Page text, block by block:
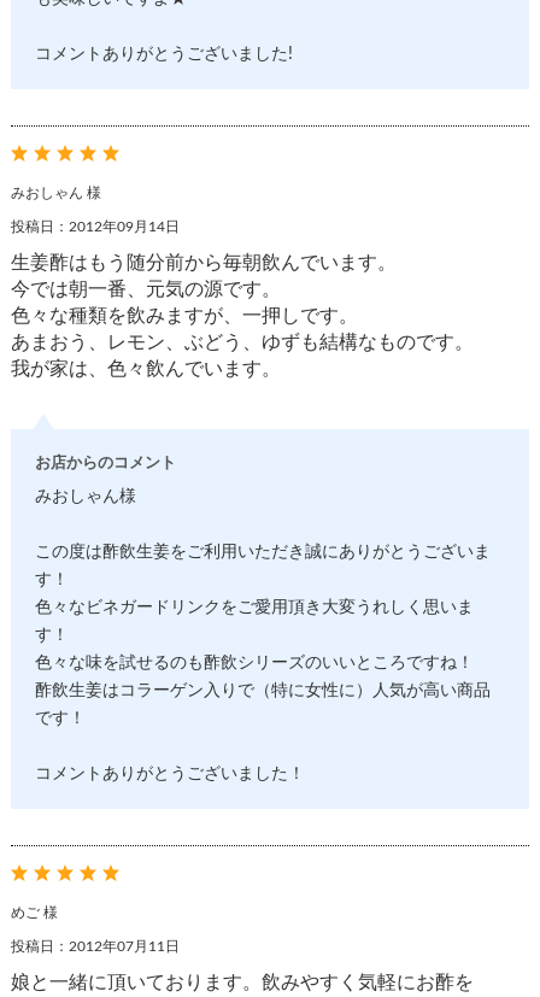
コメントありがとうございました!
みおしゃん 様
投稿日：2012年09月14日
生姜酢はもう随分前から毎朝飲んでいます。
今では朝一番、元気の源です。
色々な種類を飲みますが、一押しです。
あまおう、レモン、ぶどう、ゆずも結構なものです。
我が家は、色々飲んでいます。
お店からのコメント
みおしゃん様
この度は酢飲生姜をご利用いただき誠にありがとうございま
す！
色々なビネガードリンクをご愛用頂き大変うれしく思いま
す！
色々な味を試せるのも酢飲シリーズのいいところですね！
酢飲生姜はコラーゲン入りで（特に女性に）人気が高い商品
です！
コメントありがとうございました！
めご 様
投稿日：2012年07月11日
娘と一緒に頂いております。飲みやすく気軽にお酢を